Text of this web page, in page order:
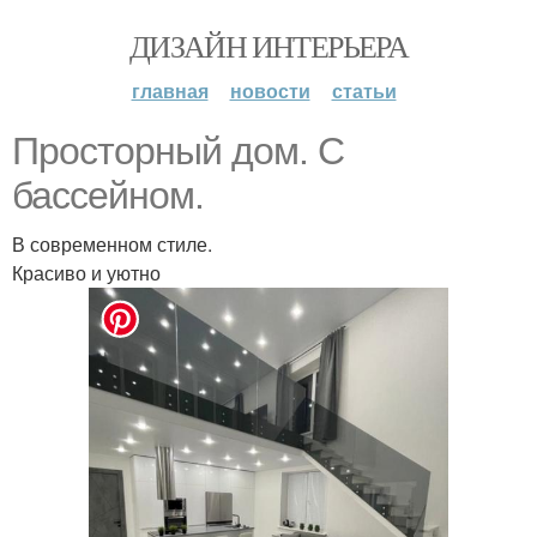
ДИЗАЙН ИНТЕРЬЕРА
главная новости статьи
Просторный дом. С
бассейном.
В современном стиле.
Красиво и уютно